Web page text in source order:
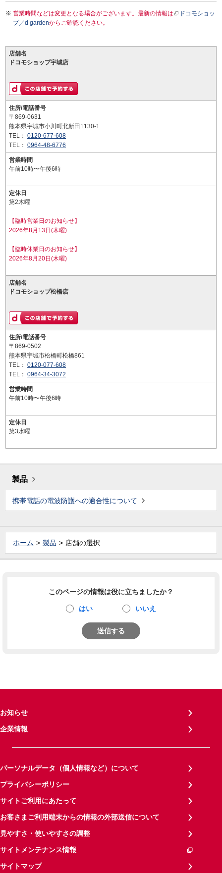
営業時間などは変更となる場合がございます。最新の情報は
ドコモショッ
プ／d gardenからご確認ください。
店舗名
ドコモショップ宇城店
住所/電話番号
〒869-0631
熊本県宇城市小川町北新田1130-1
TEL： 0120-677-608
TEL： 0964-48-6776
営業時間
午前10時〜午後6時
定休日
第2木曜
【臨時営業日のお知らせ】
2026年8月13日(木曜)
【臨時休業日のお知らせ】
2026年8月20日(木曜)
店舗名
ドコモショップ松橋店
住所/電話番号
〒869-0502
熊本県宇城市松橋町松橋861
TEL： 0120-077-608
TEL： 0964-34-3072
営業時間
午前10時〜午後6時
定休日
第3水曜
製品
携帯電話の電波防護への適合性について
ホーム 製品 店舗の選択
このページの情報は役に立ちましたか？
はい いいえ
送信する
お知らせ
企業情報
パーソナルデータ（個人情報など）について
プライバシーポリシー
サイトご利用にあたって
お客さまご利用端末からの情報の外部送信について
見やすさ・使いやすさの調整
サイトメンテナンス情報
サイトマップ